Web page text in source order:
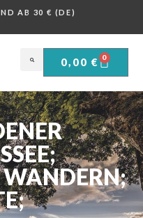
AB 30 € (DE)
0,00 € 0
WANDERN;